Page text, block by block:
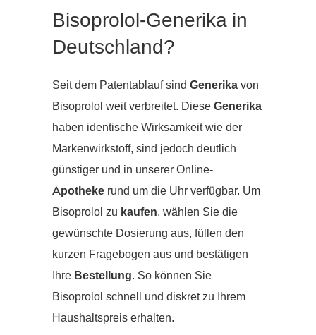
Bisoprolol-Generika in
Deutschland?
Seit dem Patentablauf sind Generikavon
Bisoprolol weit verbreitet. DieseGenerika
haben identische Wirksamkeit wie der
Markenwirkstoff, sind jedoch deutlich
günstiger und in unserer Online-
Apotheke rund um die Uhr verfügbar. Um
Bisoprolol zu kaufen, wählen Sie die
gewünschte Dosierung aus, füllen den
kurzen Fragebogen aus und bestätigen
Ihre Bestellung. So können Sie
Bisoprolol schnell und diskret zu Ihrem
Haushaltspreis erhalten.